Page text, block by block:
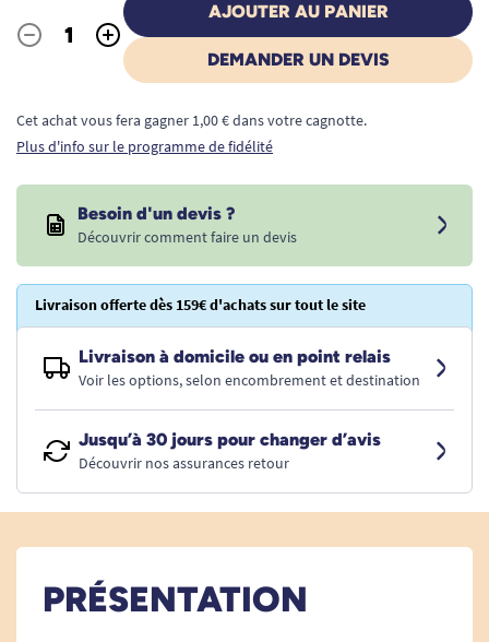
Quantité
- +
AJOUTER AU PANIER
DEMANDER UN DEVIS
Cet achat vous fera gagner 1,00 € dans votre cagnotte.
Plus d'info sur le programme de fidélité
Besoin d'un devis ?
Découvrir comment faire un devis
Livraison offerte dès 159€ d'achats sur tout le site
Livraison à domicile ou en point relais
Voir les options, selon encombrement et destination
Jusqu’à 30 jours pour changer d’avis
Découvrir nos assurances retour
PRÉSENTATION